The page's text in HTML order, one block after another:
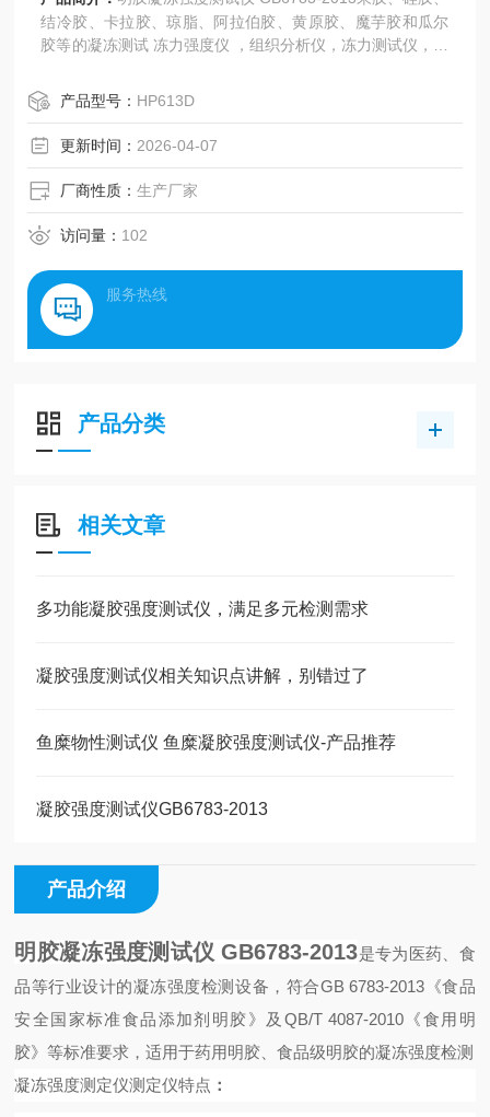
结冷胶、卡拉胶、琼脂、阿拉伯胶、黄原胶、魔芋胶和瓜尔
胶等的凝冻测试 冻力强度仪 ，组织分析仪，冻力测试仪，冻
是专为医药、食品等行业设计的凝冻强度检测设备，符合GB
6783-2013《食品安全国家标准食品添加剂明胶》及QB/T 4
087-2010《食用明胶》等标准要求，适用于药用明胶、
产品型号： HP613D
更新时间： 2026-04-07
厂商性质：生产厂家
访问量： 102
服务热线
产品分类
相关文章
多功能凝胶强度测试仪，满足多元检测需求
凝胶强度测试仪相关知识点讲解，别错过了
鱼糜物性测试仪 鱼糜凝胶强度测试仪-产品推荐
凝胶强度测试仪GB6783-2013
产品介绍
明胶凝冻强度测试仪 GB6783-2013是专为医药、食
品等行业设计的凝冻强度检测设备，符合GB 6783-2013《食品
安全国家标准食品添加剂明胶》及QB/T 4087-2010《食用明
胶》等标准要求，适用于药用明胶、食品级明胶的凝冻强度检测
凝冻强度测定仪测定仪特点 ：